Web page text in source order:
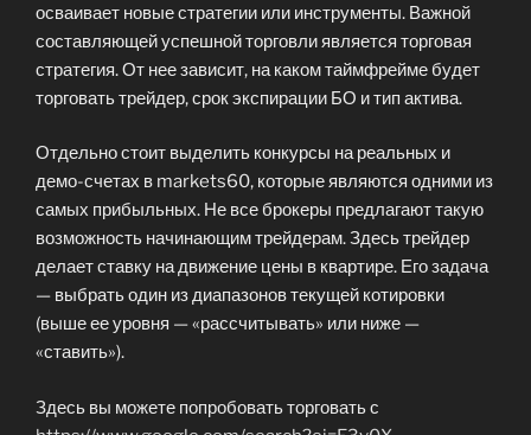
осваивает новые стратегии или инструменты. Важной
составляющей успешной торговли является торговая
стратегия. От нее зависит, на каком таймфрейме будет
торговать трейдер, срок экспирации БО и тип актива.
Отдельно стоит выделить конкурсы на реальных и
демо-счетах в markets60, которые являются одними из
самых прибыльных. Не все брокеры предлагают такую ​​
возможность начинающим трейдерам. Здесь трейдер
делает ставку на движение цены в квартире. Его задача
— выбрать один из диапазонов текущей котировки
(выше ее уровня — «рассчитывать» или ниже —
«ставить»).
Здесь вы можете попробовать торговать с